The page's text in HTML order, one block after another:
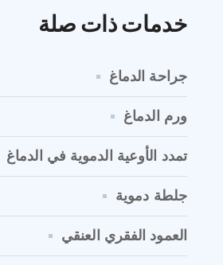
خدمات ذات صلة
جراحة الدماغ
ورم الدماغ
تمدد الأوعية الدموية في الدماغ
جلطة دموية
العمود الفقري العنقي